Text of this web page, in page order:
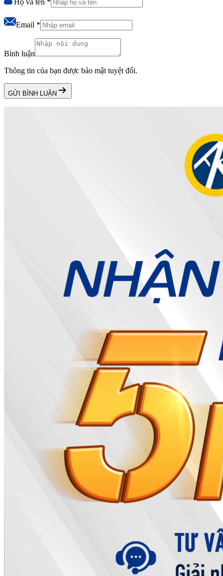
Họ và tên *
Email *
Bình luận
Thông tin của bạn được bảo mật tuyệt đối.
GỬI BÌNH LUẬN